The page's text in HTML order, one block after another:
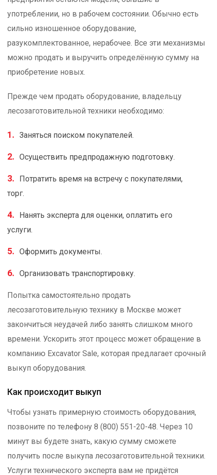
употреблении, но в рабочем состоянии. Обычно есть
сильно изношенное оборудование,
разукомплектованное, нерабочее. Все эти механизмы
можно продать и выручить определённую сумму на
приобретение новых.
Прежде чем продать оборудование, владельцу
лесозаготовительной техники необходимо:
Заняться поиском покупателей.
Осуществить предпродажную подготовку.
Потратить время на встречу с покупателями,
торг.
Нанять эксперта для оценки, оплатить его
услуги.
Оформить документы.
Организовать транспортировку.
Попытка самостоятельно продать
лесозаготовительную технику в Москве может
закончиться неудачей либо занять слишком много
времени. Ускорить этот процесс может обращение в
компанию Excavator Sale, которая предлагает срочный
выкуп оборудования.
Как происходит выкуп
Чтобы узнать примерную стоимость оборудования,
позвоните по телефону 8 (800) 551-20-48. Через 10
минут вы будете знать, какую сумму сможете
получить после выкупа лесозаготовительной техники.
Услуги технического эксперта вам не придётся